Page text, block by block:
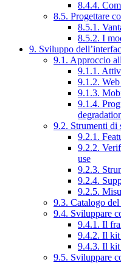
8.4.4.
8.5. Progettare
8.5.1.
8.5.2. I
9. Sviluppo
9.1. Approccio
9.1.1.
9.1.2.
9.1.3.
9.1.4.
9.2. Strumenti di
9.2.1.
9.2.2.
use
9.2.3.
9.2.4.
9.2.5.
9.3. Catalogo
9.4. Sviluppare
9.4.1. Il
9.4.2. Il
9.4.3. Il
9.5. Sviluppare